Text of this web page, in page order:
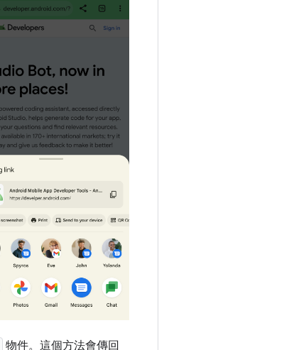
物件。這個方法會傳回